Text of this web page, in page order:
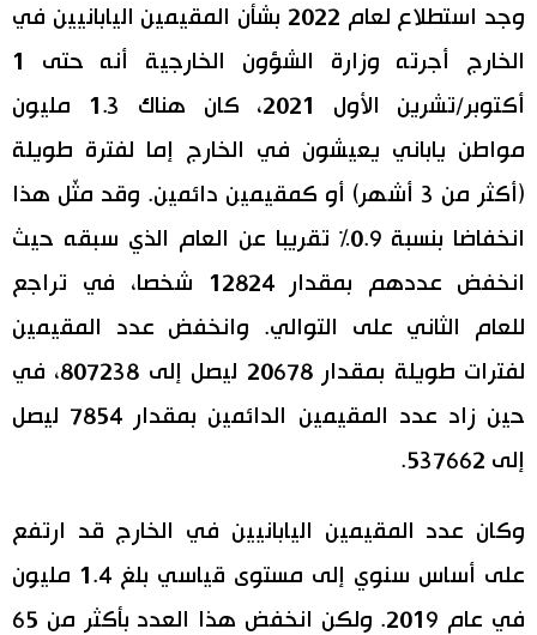
اقتصاد
مجتمع
ثقافة
لايف ستايل
إعلان
المطبخ الياباني
وجد استطلاع لعام 2022 بشأن المقيمين اليابانيين في
الخارج أجرته وزارة الشؤون الخارجية أنه حتى 1
أكتوبر/تشرين الأول 2021، كان هناك 1.3 مليون
مواطن ياباني يعيشون في الخارج إما لفترة طويلة
(أكثر من 3 أشهر) أو كمقيمين دائمين. وقد مثّل هذا
انخفاضا بنسبة 0.9% تقريبا عن العام الذي سبقه حيث
انخفض عددهم بمقدار 12824 شخصا، في تراجع
للعام الثاني على التوالي. وانخفض عدد المقيمين
لفترات طويلة بمقدار 20678 ليصل إلى 807238، في
حين زاد عدد المقيمين الدائمين بمقدار 7854 ليصل
إلى 537662.
وكان عدد المقيمين اليابانيين في الخارج قد ارتفع
على أساس سنوي إلى مستوى قياسي بلغ 1.4 مليون
في عام 2019. ولكن انخفض هذا العدد بأكثر من 65